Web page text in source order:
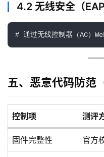
4.2 无线安全（
# 通过无线控制器（AC）
五、恶意代码防范
控制项 测评
固件完整性 官方